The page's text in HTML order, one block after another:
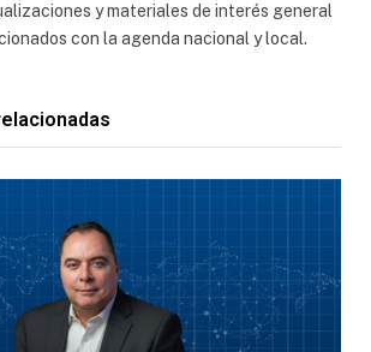
y materiales de interés general
con la agenda nacional y local.